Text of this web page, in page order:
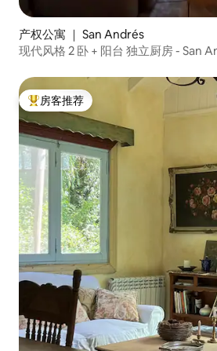
产权公寓 ｜ San Andrés
现代风格 2 卧 + 阳台 独立厨房 - San
热门「房客推荐」
房客推荐